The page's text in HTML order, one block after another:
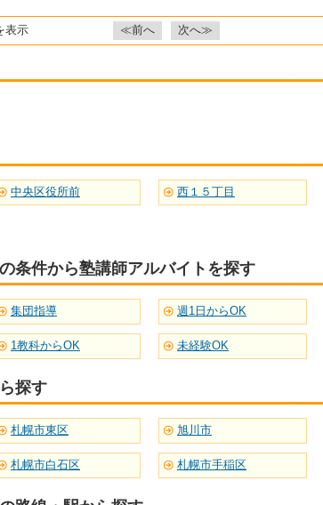
表示 ≪前へ 次へ≫
中央区役所前 西１５丁目
条件から塾講師アルバイトを探す
集団指導 週1日からOK
1教科からOK 未経験OK
探す
札幌市東区 旭川市
札幌市白石区 札幌市手稲区